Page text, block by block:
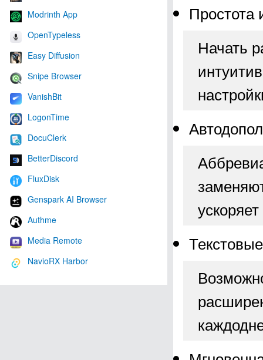
Modrinth App
OpenTypeless
Easy Diffusion
Snipe Browser
VanishBit
LogonTime
DocuClerk
BetterDiscord
FluxDisk
Genspark AI Browser
Authme
Media Remote
NavioRX Harbor
Простота
Начать